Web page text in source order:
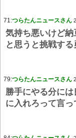
71:つらたんニュースさん
気持ち悪いけど
と思うと挑戦す
79:つらたんニュースさん
勝手にやる分に
に入れろって言